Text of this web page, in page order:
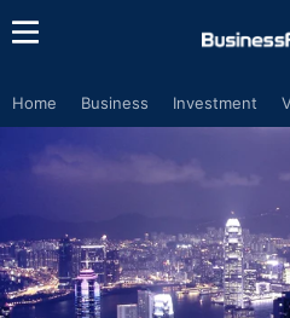
Home Business Investment